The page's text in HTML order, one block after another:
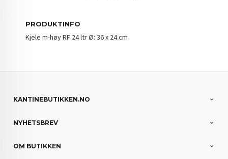
PRODUKTINFO
Kjele m-høy RF 24 ltr Ø: 36 x 24 cm
KANTINEBUTIKKEN.NO
NYHETSBREV
OM BUTIKKEN